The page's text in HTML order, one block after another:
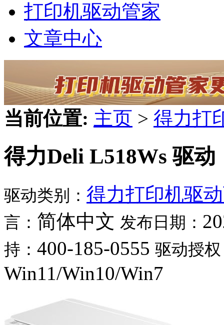
打印机驱动管家
文章中心
当前位置: 主页 > 得力打
得力Deli L518Ws 驱动
驱动类别： 得力打印机驱
言： 简体中文 发布日期：
持： 400-185-0555 驱动授
Win11/Win10/Win7